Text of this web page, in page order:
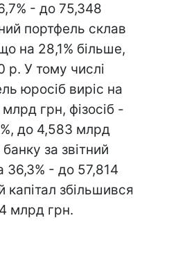
- до 75,348
портфель склав
на 28,1% більше,
р. У тому числі
юросіб виріс на
грн, фізосіб -
до 4,583 млрд
за звітний
36,3% - до 57,814
збільшився
млрд грн.